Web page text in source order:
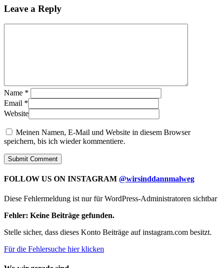
Leave a Reply
Name *
Email *
Website
Meinen Namen, E-Mail und Website in diesem Browser
speichern, bis ich wieder kommentiere.
FOLLOW US ON INSTAGRAM @wirsinddannmalweg
Diese Fehlermeldung ist nur für WordPress-Administratoren sichtbar
Fehler: Keine Beiträge gefunden.
Stelle sicher, dass dieses Konto Beiträge auf instagram.com besitzt.
Für die Fehlersuche hier klicken